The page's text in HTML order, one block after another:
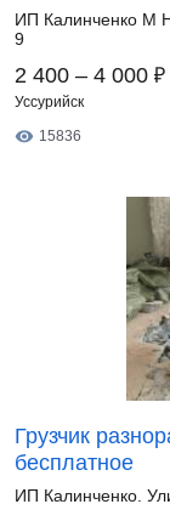
ИП Калинченко М
9
2 400 – 4 000 ₽
Уссурийск
15836
Грузчик
бесплатное
ИП Калинченко.